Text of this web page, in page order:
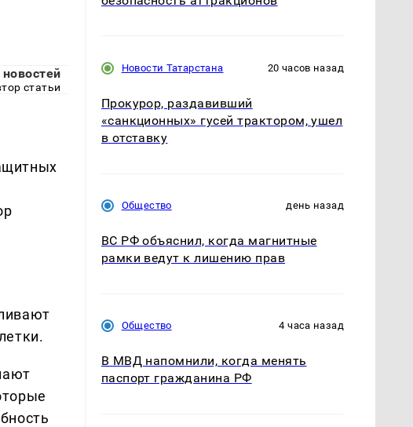
статьи
Новости Татарстана 20 часов назад
Прокурор, раздавивший
«санкционных» гусей трактором, ушел
в отставку
Общество день назад
ВС РФ объяснил, когда магнитные
рамки ведут к лишению прав
Общество 4 часа назад
В МВД напомнили, когда менять
паспорт гражданина РФ